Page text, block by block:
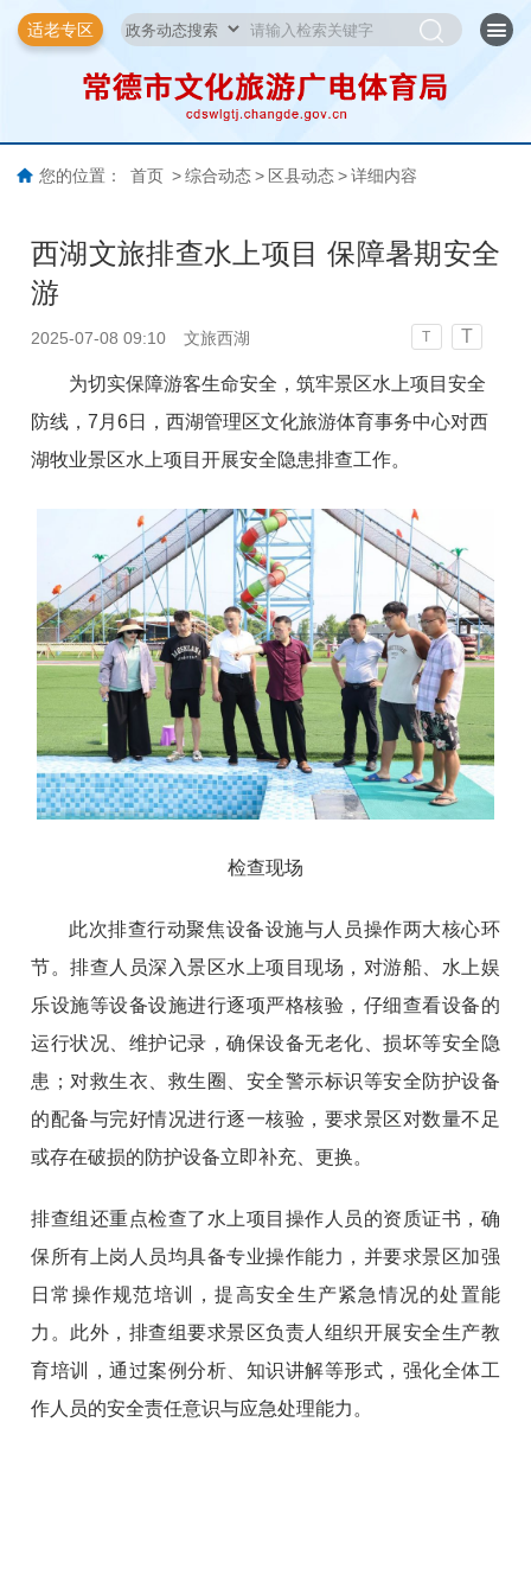
适老专区
您的位置： 首页 > 综合动态 > 区县动态 > 详细内容
西湖文旅排查水上项目 保障暑期安全
游
2025-07-08 09:10 文旅西湖 T T
为切实保障游客生命安全，筑牢景区水上项目安全
防线，7月6日，西湖管理区文化旅游体育事务中心对西
湖牧业景区水上项目开展安全隐患排查工作。
检查现场
此次排查行动聚焦设备设施与人员操作两大核心环
节。排查人员深入景区水上项目现场，对游船、水上娱
乐设施等设备设施进行逐项严格核验，仔细查看设备的
运行状况、维护记录，确保设备无老化、损坏等安全隐
患；对救生衣、救生圈、安全警示标识等安全防护设备
的配备与完好情况进行逐一核验，要求景区对数量不足
或存在破损的防护设备立即补充、更换。
排查组 还重点检查了水上项目操作人员的资质证书，确
保所有上岗人员均具备专业操作能力 ， 并要求景区加强
日常操作规范培训
，提高安全生产紧急情况的处置能
力。 此外， 排查组要求景区负责人组织开展安全生产教
育培训，通过案例分析、知识讲解等形式，强化全体工
作人员的安全责任意识与应急处理能力。